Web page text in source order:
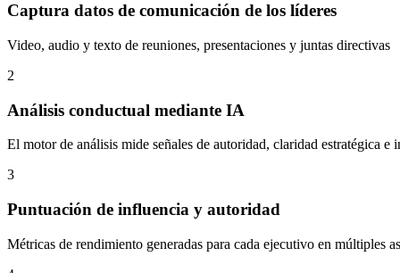
Captura datos de comunicación de los líderes
Video, audio y texto de reuniones, presentaciones y juntas directivas
2
Análisis conductual mediante IA
El motor de análisis mide señales de autoridad, claridad estratégica e
3
Puntuación de influencia y autoridad
Métricas de rendimiento generadas para cada ejecutivo en múltiples